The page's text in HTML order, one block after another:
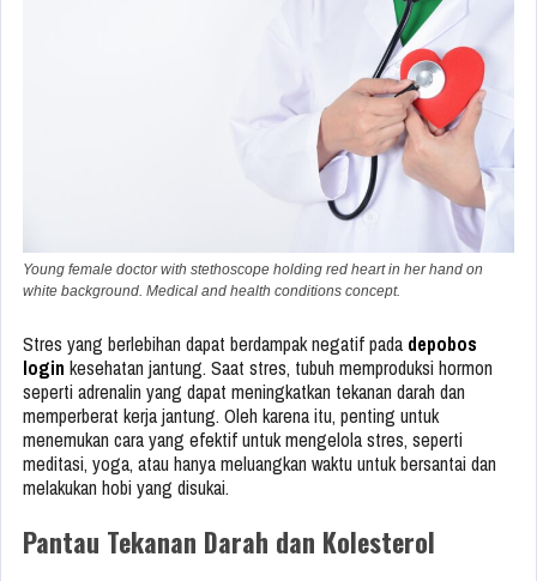
Young female doctor with stethoscope holding red heart in her hand on
white background. Medical and health conditions concept.
Stres yang berlebihan dapat berdampak negatif pada depobos
login kesehatan jantung. Saat stres, tubuh memproduksi hormon
seperti adrenalin yang dapat meningkatkan tekanan darah dan
memperberat kerja jantung. Oleh karena itu, penting untuk
menemukan cara yang efektif untuk mengelola stres, seperti
meditasi, yoga, atau hanya meluangkan waktu untuk bersantai dan
melakukan hobi yang disukai.
Pantau Tekanan Darah dan Kolesterol